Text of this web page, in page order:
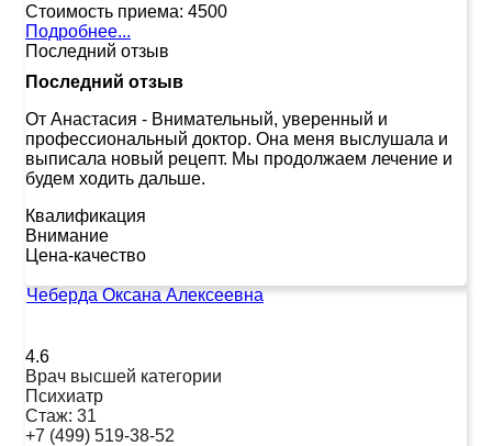
Стоимость приема: 4500
Подробнее...
Последний отзыв
Последний отзыв
От Анастасия - Внимательный, уверенный и
профессиональный доктор. Она меня выслушала и
выписала новый рецепт. Мы продолжаем лечение и
будем ходить дальше.
Квалификация
Внимание
Цена-качество
Чеберда Оксана Алексеевна
4.6
Врач высшей категории
Психиатр
Стаж: 31
+7 (499) 519-38-52